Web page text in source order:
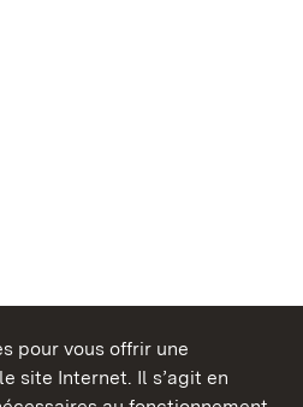
pour vous offrir une
site Internet. Il s’agit en
du Bade-Wurtemberg